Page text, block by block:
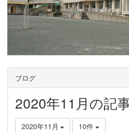
ブログ
2020年11月の記
2020年11月 10件